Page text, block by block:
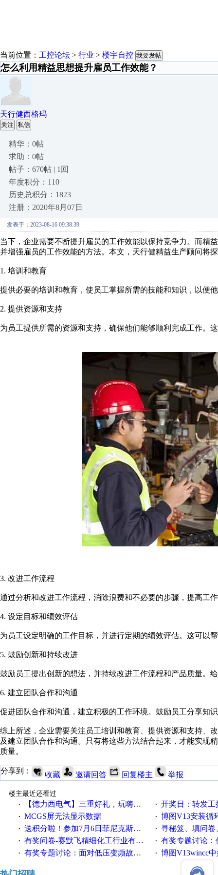
当前位置： 工控论坛 > 行业 > 楼宇自控 我要发帖
怎么利用精益思想提升雇员工作效能？
天行健西格玛
关注 私信
精华：0帖
求助：0帖
帖子：670帖 | 1回
年度积分：110
历史总积分：1823
注册：2020年8月07日
发表于：2023-08-16 09:38:39
当下，企业需要不断提升雇员的工作效能以保持竞争力。而精
并增强雇员的工作效能的方法。本文，天行健精益生产顾问将
1. 培训和教育
提供必要的培训和教育，使员工掌握所需的技能和知识，以便
2. 提供资源和支持
为员工提供所需的资源和支持，确保他们能够顺利完成工作。
3. 改进工作流程
通过分析和改进工作流程，消除浪费和不必要的步骤，提高工
4. 设定目标和绩效评估
为员工设定明确的工作目标，并进行定期的绩效评估。这可以
5. 鼓励创新和持续改进
鼓励员工提出创新的想法，并持续改进工作流程和产品质量。
6. 建立团队合作和沟通
促进团队合作和沟通，建立积极的工作环境。鼓励员工分享知
综上所述，企业需要关注员工培训和教育、提供资源和支持、
及建立团队合作和沟通。只有将这些方法结合起来，才能实现
质量。
分享到： 收藏 邀请回答 回复楼主 举报
楼主最近还看过
·
【德力西电气】三重好礼，玩嗨夏日！ · 开奖日：转发工控速派
· MCGS屏无法显示数据 · 博图V13安装循环重启
· 送积分啦！参加7月6日菲尼克斯在线研讨会即得 · 寻秘笈、填问卷
· 有奖问卷-赛默飞精细化工行业有奖调查来袭！ · 有奖专题讨论：伺服选择
· 有奖专题讨论：面对低压变频故障，老手是这样解决的！ · 博图V13wincc中如何